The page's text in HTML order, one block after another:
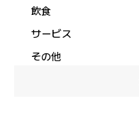
飲食
サービス
その他